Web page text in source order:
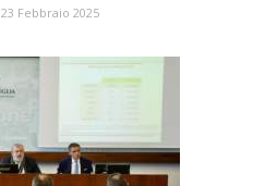
23 Febbraio 2025